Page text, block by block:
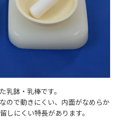
乳鉢・乳棒です。
ので動きにくい、内面がなめらか
しにくい特長があります。